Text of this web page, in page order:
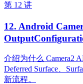
第 12 讲
12. Android
介绍为什么 Camera2
Deferred Surface、
新流程。